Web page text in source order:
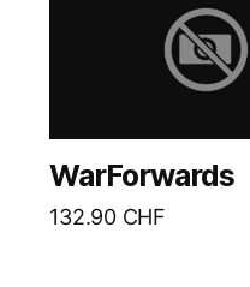
WarForwards
132.90 CHF